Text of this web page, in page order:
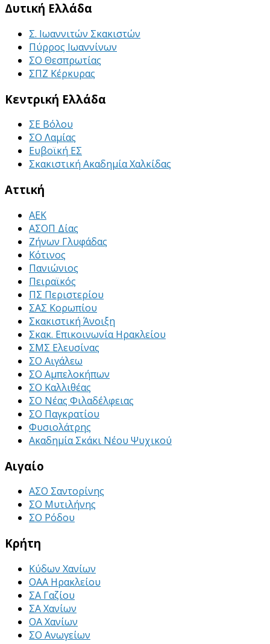
Δυτική Ελλάδα
Σ. Ιωαννιτών Σκακιστών
Πύρρος Ιωαννίνων
ΣΟ Θεσπρωτίας
ΣΠΖ Κέρκυρας
Κεντρική Ελλάδα
ΣΕ Βόλου
ΣΟ Λαμίας
Ευβοϊκή ΕΣ
Σκακιστική Ακαδημία Χαλκίδας
Αττική
ΑΕΚ
ΑΣΟΠ Δίας
Ζήνων Γλυφάδας
Κότινος
Πανιώνιος
Πειραϊκός
ΠΣ Περιστερίου
ΣΑΣ Κορωπίου
Σκακιστική Άνοιξη
Σκακ. Επικοινωνία Ηρακλείου
ΣΜΣ Ελευσίνας
ΣΟ Αιγάλεω
ΣΟ Αμπελοκήπων
ΣΟ Καλλιθέας
ΣΟ Νέας Φιλαδέλφειας
ΣΟ Παγκρατίου
Φυσιολάτρης
Ακαδημία Σκάκι Νέου Ψυχικού
Αιγαίο
ΑΣΟ Σαντορίνης
ΣΟ Μυτιλήνης
ΣΟ Ρόδου
Κρήτη
Κύδων Χανίων
ΟΑΑ Ηρακλείου
ΣΑ Γαζίου
ΣΑ Χανίων
ΟΑ Χανίων
ΣΟ Ανωγείων